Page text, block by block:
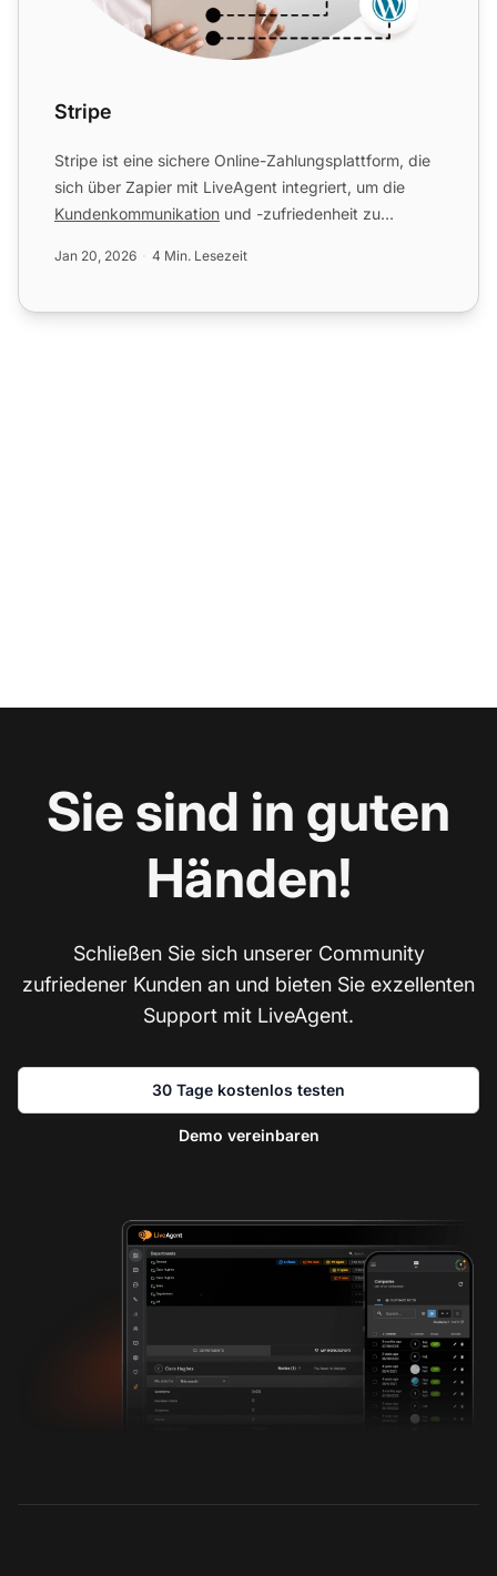
Stripe
Stripe ist eine sichere Online-Zahlungsplattform, die
sich über Zapier mit LiveAgent integriert, um die
Kundenkommunikation und -zufriedenheit zu
Jan 20, 2026 4 Min. Lesezeit
Sie sind in guten
Händen!
Schließen Sie sich unserer Community
zufriedener Kunden an und bieten Sie exzellenten
Support mit LiveAgent.
30 Tage kostenlos testen
Demo vereinbaren